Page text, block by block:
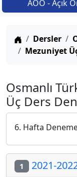
AÖO - Açık
Anasayfa
Dersler
Mezuniyet
Osmanlı
Üç Ders
6. Hafta Deneme
1 2021-